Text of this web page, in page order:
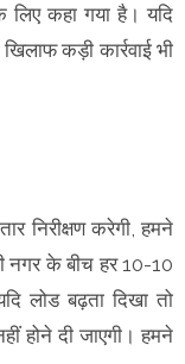
कहा गया है। यदि
कड़ी कार्रवाई भी
निरीक्षण करेगी, हमने
नगर के बीच हर 10-10
लोड बढ़ता दिखा तो
होने दी जाएगी। हमने